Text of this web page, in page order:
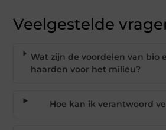
Veelgestelde
Wat zijn de voordelen van bio
haarden voor het milieu?
Hoe kan ik verantwoord